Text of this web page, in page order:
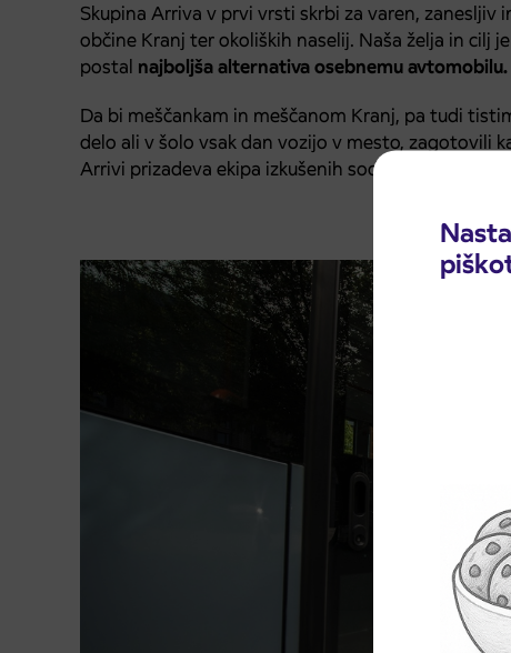
Skupina Arriva v prvi vrsti skrbi za varen,
občine Kranj ter okoliških naselij. Naša želja in cilj
postal najboljša alternativa osebnemu avtomobilu.
Da bi meščankam in meščanom Kranj, pa tudi
delo ali v šolo vsak dan vozijo v mesto, zagotovili
Arrivi prizadeva ekipa izkušenih sodelavcev.